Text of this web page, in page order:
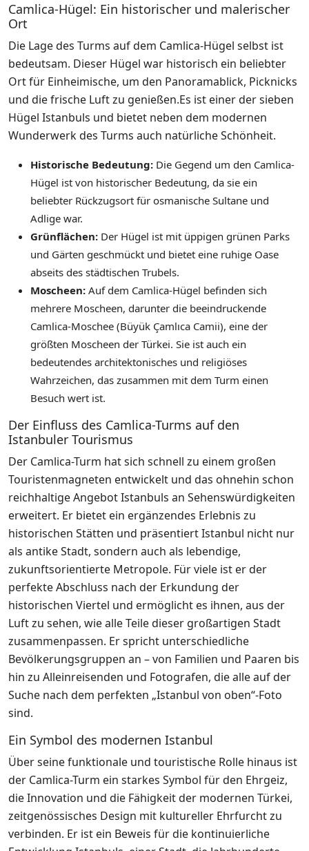
Camlica-Hügel: Ein historischer und malerischer
Ort
Die Lage des Turms auf dem Camlica-Hügel selbst ist
bedeutsam. Dieser Hügel war historisch ein beliebter
Ort für Einheimische, um den Panoramablick, Picknicks
und die frische Luft zu genießen.Es ist einer der sieben
Hügel Istanbuls und bietet neben dem modernen
Wunderwerk des Turms auch natürliche Schönheit.
Historische Bedeutung: Die Gegend um den Camlica-
Hügel ist von historischer Bedeutung, da sie ein
beliebter Rückzugsort für osmanische Sultane und
Adlige war.
Grünflächen: Der Hügel ist mit üppigen grünen Parks
und Gärten geschmückt und bietet eine ruhige Oase
abseits des städtischen Trubels.
Moscheen: Auf dem Camlica-Hügel befinden sich
mehrere Moscheen, darunter die beeindruckende
Camlica-Moschee (Büyük Çamlıca Camii), eine der
größten Moscheen der Türkei. Sie ist auch ein
bedeutendes architektonisches und religiöses
Wahrzeichen, das zusammen mit dem Turm einen
Besuch wert ist.
Der Einfluss des Camlica-Turms auf den
Istanbuler Tourismus
Der Camlica-Turm hat sich schnell zu einem großen
Touristenmagneten entwickelt und das ohnehin schon
reichhaltige Angebot Istanbuls an Sehenswürdigkeiten
erweitert. Er bietet ein ergänzendes Erlebnis zu
historischen Stätten und präsentiert Istanbul nicht nur
als antike Stadt, sondern auch als lebendige,
zukunftsorientierte Metropole. Für viele ist er der
perfekte Abschluss nach der Erkundung der
historischen Viertel und ermöglicht es ihnen, aus der
Luft zu sehen, wie alle Teile dieser großartigen Stadt
zusammenpassen. Er spricht unterschiedliche
Bevölkerungsgruppen an – von Familien und Paaren bis
hin zu Alleinreisenden und Fotografen, die alle auf der
Suche nach dem perfekten „Istanbul von oben“-Foto
sind.
Ein Symbol des modernen Istanbul
Über seine funktionale und touristische Rolle hinaus ist
der Camlica-Turm ein starkes Symbol für den Ehrgeiz,
die Innovation und die Fähigkeit der modernen Türkei,
zeitgenössisches Design mit kultureller Ehrfurcht zu
verbinden. Er ist ein Beweis für die kontinuierliche